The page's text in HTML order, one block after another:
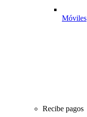
Móviles
Recibe pagos